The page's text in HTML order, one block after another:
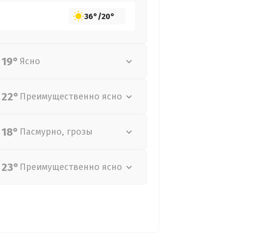
36°/20°
19° Ясно
22° Преимущественно ясно
18° Пасмурно, грозы
23° Преимущественно ясно